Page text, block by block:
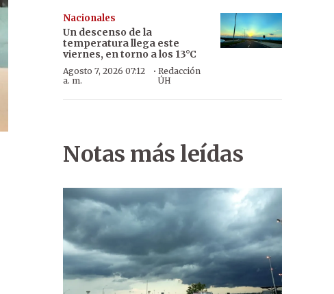
Nacionales
Un descenso de la
temperatura llega este
viernes, en torno a los 13°C
Agosto 7, 2026 07:12
a. m.
· Redacción
ÚH
Notas más leídas